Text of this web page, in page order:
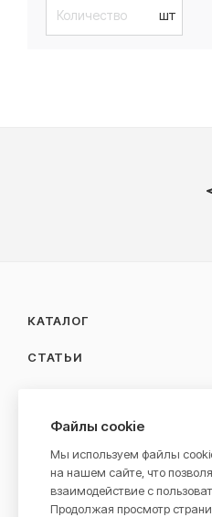
шт
КАТАЛОГ
СТАТЬИ
Файлы cookie
Мы используем файлы
на нашем сайте, что
взаимодействие с
Продолжая просмотр